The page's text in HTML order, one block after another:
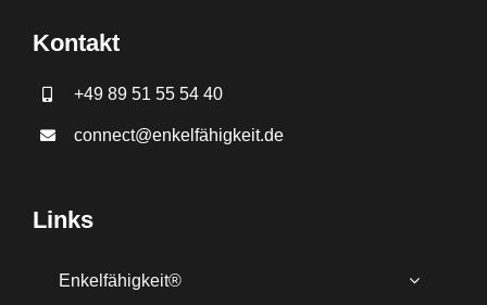
Kontakt
+49 89 51 55 54 40
connect@enkelfähigkeit.de
Links
Enkelfähigkeit®